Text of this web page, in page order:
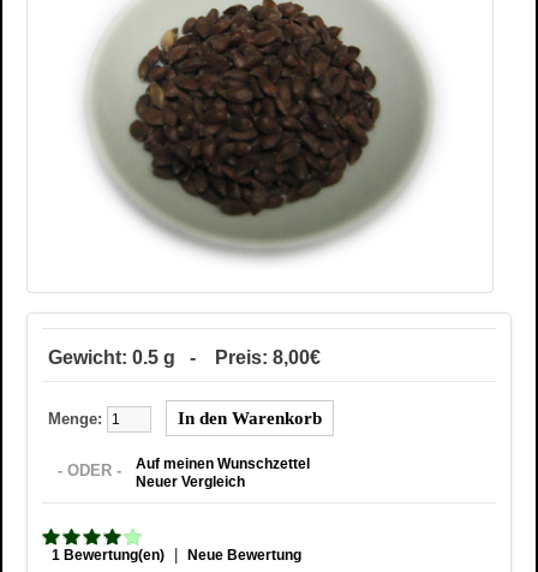
Gewicht: 0.5 g - Preis: 8,00€
Menge:
- ODER -
Auf meinen Wunschzettel
Neuer Vergleich
1 Bewertung(en) | Neue Bewertung